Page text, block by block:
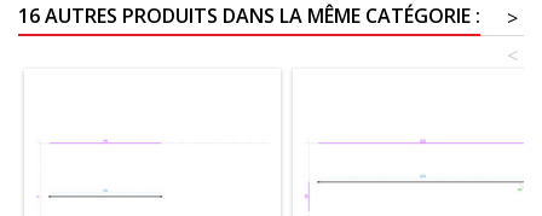
16 AUTRES PRODUITS DANS LA MÊME CATÉGORIE :
>
<